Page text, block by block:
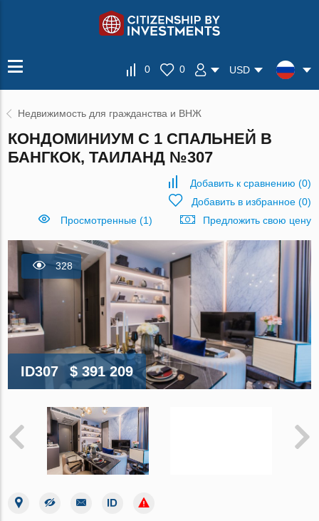
0 0 USD
Недвижимость для гражданства и ВНЖ
КОНДОМИНИУМ С 1 СПАЛЬНЕЙ В
БАНГКОК, ТАИЛАНД №307
Добавить к сравнению (0)
Добавить в избранное(0)
Просмотренные (1)
Предложить свою цену
328
ID307 $ 391 209